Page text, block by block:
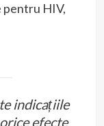
pentru HIV,
indicațiile
efecte